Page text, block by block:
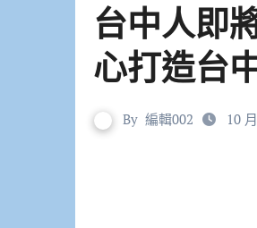
台中人即
心打造台
By 編輯002 10